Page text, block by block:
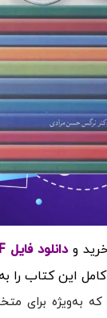
ودانلود فایل PDF کتاب تحلیل محتوای کتاب درسی نرگس حسن مرادی
این کتاب را
که به‌ویژه برای